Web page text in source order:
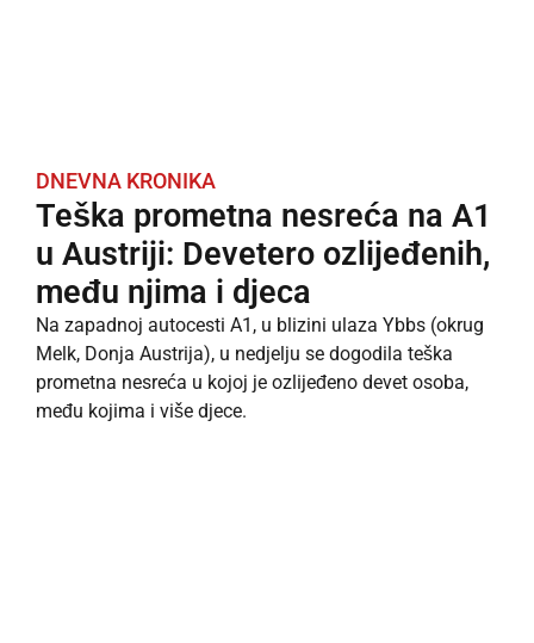
DNEVNA KRONIKA
Teška prometna nesreća na A1
u Austriji: Devetero ozlijeđenih,
među njima i djeca
Na zapadnoj autocesti A1, u blizini ulaza Ybbs (okrug
Melk, Donja Austrija), u nedjelju se dogodila teška
prometna nesreća u kojoj je ozlijeđeno devet osoba,
među kojima i više djece.